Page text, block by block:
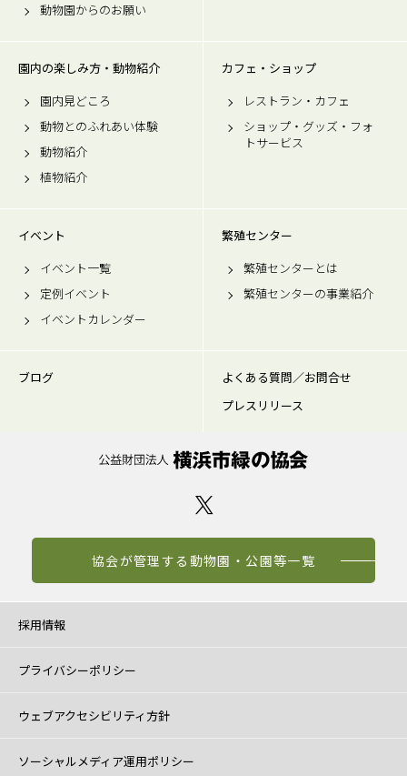
動物園からのお願い
園内の楽しみ方・動物紹介
園内見どころ
動物とのふれあい体験
動物紹介
植物紹介
カフェ・ショップ
レストラン・カフェ
ショップ・グッズ・フォ
トサービス
イベント
イベント一覧
定例イベント
イベントカレンダー
繁殖センター
繁殖センターとは
繁殖センターの事業紹介
ブログ
よくある質問／お問合せ
プレスリリース
協会が管理する動物園・公園等一覧
採用情報
プライバシーポリシー
ウェブアクセシビリティ方針
ソーシャルメディア運用ポリシー